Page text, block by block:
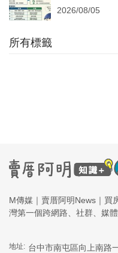
2026/08/05
所有標籤
M傳媒｜賣厝阿明News｜買
灣第一個跨網路、社群、媒
地址: 台中市南屯區向上南路